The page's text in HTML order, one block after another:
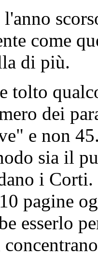
come
di più.
tolto
dei
e non
sia il
i
pagine
esserlo